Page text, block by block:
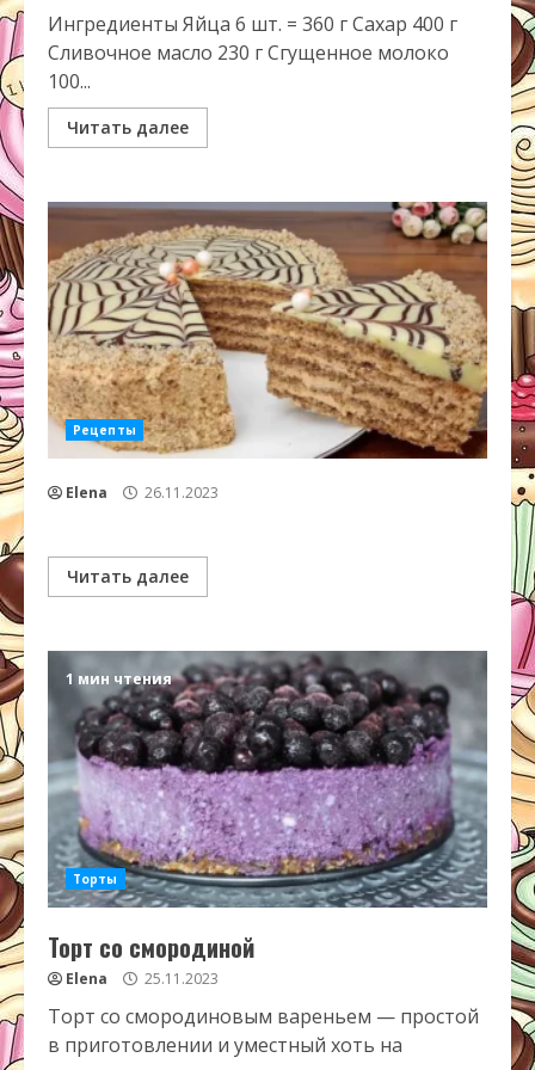
Ингредиенты Яйца 6 шт. = 360 г Сахар 400 г
Сливочное масло 230 г Сгущенное молоко
100...
Читать далее
Рецепты
Elena 26.11.2023
Читать далее
1 мин чтения
Торты
Торт со смородиной
Elena 25.11.2023
Торт со смородиновым вареньем — простой
в приготовлении и уместный хоть на